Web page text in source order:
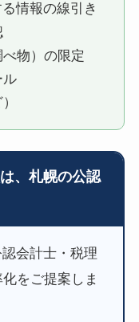
情報の線引き
物）の限定
ル
、札幌の公認
会計士・税理
をご提案しま